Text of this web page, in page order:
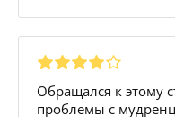
Обращался к этому
проблемы с